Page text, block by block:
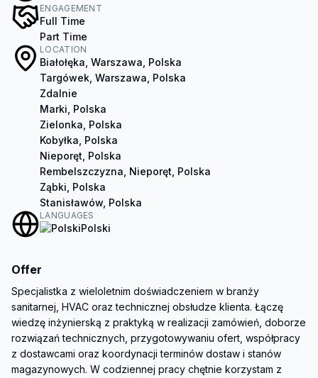
ENGAGEMENT
Full Time
Part Time
LOCATION
Białołęka, Warszawa, Polska
Targówek, Warszawa, Polska
Zdalnie
Marki, Polska
Zielonka, Polska
Kobyłka, Polska
Nieporęt, Polska
Rembelszczyzna, Nieporęt, Polska
Ząbki, Polska
Stanisławów, Polska
LANGUAGES
Polski
Offer
Specjalistka z wieloletnim doświadczeniem w branży
sanitarnej, HVAC oraz technicznej obsłudze klienta. Łączę
wiedzę inżynierską z praktyką w realizacji zamówień, doborze
rozwiązań technicznych, przygotowywaniu ofert, współpracy
z dostawcami oraz koordynacji terminów dostaw i stanów
magazynowych. W codziennej pracy chętnie korzystam z